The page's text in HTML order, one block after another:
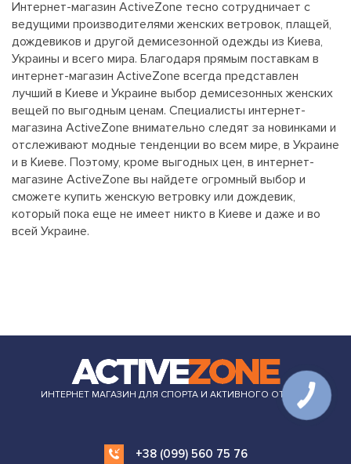
Интернет-магазин ActiveZone тесно сотрудничает с
ведущими производителями женских ветровок, плащей,
дождевиков и другой демисезонной одежды из Киева,
Украины и всего мира. Благодаря прямым поставкам в
интернет-магазин ActiveZone всегда представлен
лучший в Киеве и Украине выбор демисезонных женских
вещей по выгодным ценам. Специалисты интернет-
магазина ActiveZone внимательно следят за новинками и
отслеживают модные тенденции во всем мире, в Украине
и в Киеве. Поэтому, кроме выгодных цен, в интернет-
магазине ActiveZone вы найдете огромный выбор и
сможете купить женскую ветровку или дождевик,
который пока еще не имеет никто в Киеве и даже и во
всей Украине.
ИНТЕРНЕТ МАГАЗИН ДЛЯ СПОРТА И АКТИВНОГО ОТДЫХА
+38 (099) 560 75 76